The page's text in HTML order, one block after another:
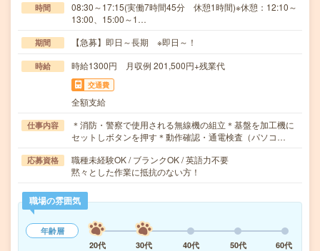
時間
08:30～17:15(実働7時間45分 休憩1時間)※休憩：12:10～
13:00、15:00～1…
期間 【急募】即日～長期 ※即日～！
時給 時給1300円 月収例 201,500円+残業代
交通費
全額支給
仕事内容
＊消防・警察で使用される無線機の組立＊基盤を加工機に
セットしボタンを押す＊動作確認・通電検査（パソコ…
応募資格
職種未経験OK / ブランクOK / 英語力不要
黙々とした作業に抵抗のない方！
職場の雰囲気
年齢層
20代
30代 40代 50代
60代